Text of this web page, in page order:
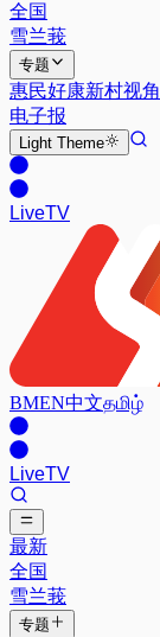
全国
雪兰莪
专题
惠民好康新村视角
电子报
Light Theme
LiveTV
BMEN中文தமிழ்
LiveTV
最新
全国
雪兰莪
专题